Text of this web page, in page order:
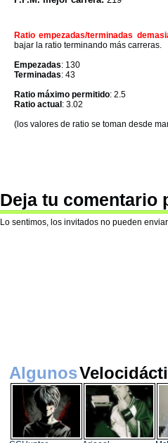
Ratio empezadas/terminadas
bajar la ratio terminando más carreras.
Empezadas: 130
Terminadas: 43
Ratio máximo permitido: 2.5
Ratio actual : 3.02
(los valores de ratio se toman desde
Deja tu comentario
Lo sentimos, los invitados no pueden
Algunos